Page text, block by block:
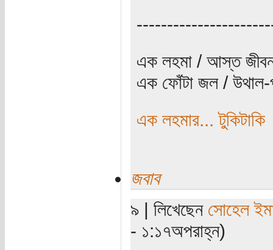
এক লহমা / আস্ত
এক ফোঁটা জল /
এক লহমার... টুকিটাকি
জবাব
৯ | লিখেছেন সোহেল
- ১:১৭অপরাহ্ন)